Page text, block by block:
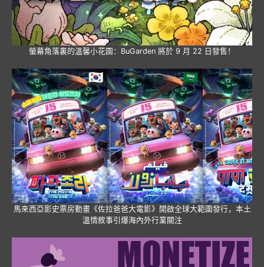
螢幕角落裏的溫馨小花園：BuGarden 將於 9 月 22 日發售！
馬來西亞影史票房動畫《佐拉爸爸大電影》開啟全球大範圍發行，本土
溫情敘事引爆海內外行業關注